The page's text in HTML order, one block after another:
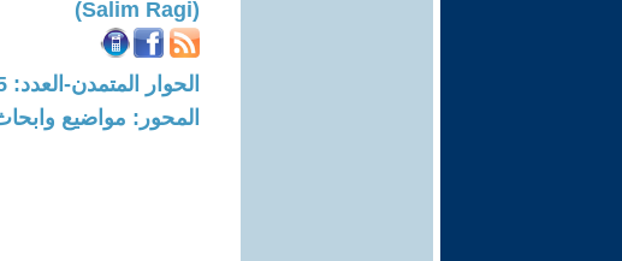
(Salim Ragi)
الحوار المتمدن-العدد: 8125 - 2024 / 10 / 9 - 02:47
المحور: مواضيع